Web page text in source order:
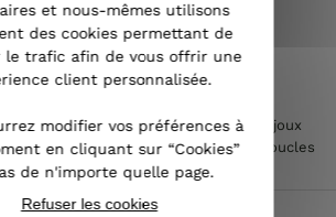
femme
de mode femme >Bijoux femme
Bijoux
>Boucles d'oreilles Lolilota & Lol
Boucles
perles de soleil
et nous-mêmes utilisons
des cookies permettant de
le trafic afin de vous offrir une
client personnalisée.
modifier vos préférences à
en cliquant sur “Cookies”
de n'importe quelle page.
Refuser les cookies